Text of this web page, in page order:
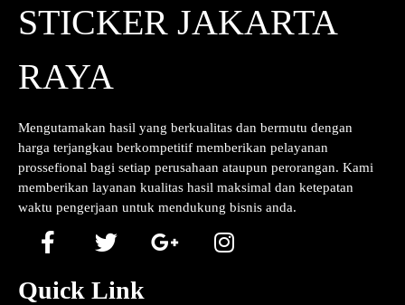
STICKER JAKARTA
RAYA
Mengutamakan hasil yang berkualitas dan bermutu dengan
harga terjangkau berkompetitif memberikan pelayanan
prossefional bagi setiap perusahaan ataupun perorangan. Kami
memberikan layanan kualitas hasil maksimal dan ketepatan
waktu pengerjaan untuk mendukung bisnis anda.
Quick Link